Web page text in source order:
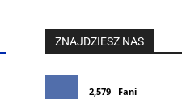
ZNAJDZIESZ NAS
2,579 Fani